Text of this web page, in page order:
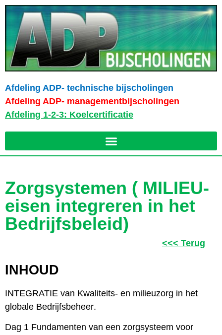
Afdeling ADP- technische bijscholingen
Afdeling ADP- managementbijscholingen
Afdeling 1-2-3: Koelcertificatie
Zorgsystemen ( MILIEU-
eisen integreren in het
Bedrijfsbeleid)
<<< Terug
INHOUD
INTEGRATIE van Kwaliteits- en milieuzorg in het
globale Bedrijfsbeheer.
Dag 1 Fundamenten van een zorgsysteem voor